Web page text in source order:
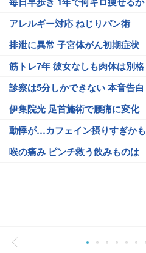
アレルギー対応 ねじりパン術
排泄に異常 子宮体がん初期症状
筋トレ7年 彼女なしも肉体は別格
診察は5分しかできない 本音告白
伊集院光 足首施術で腰痛に変化
動悸が…カフェイン摂りすぎかも
喉の痛み ピンチ救う飲みものは